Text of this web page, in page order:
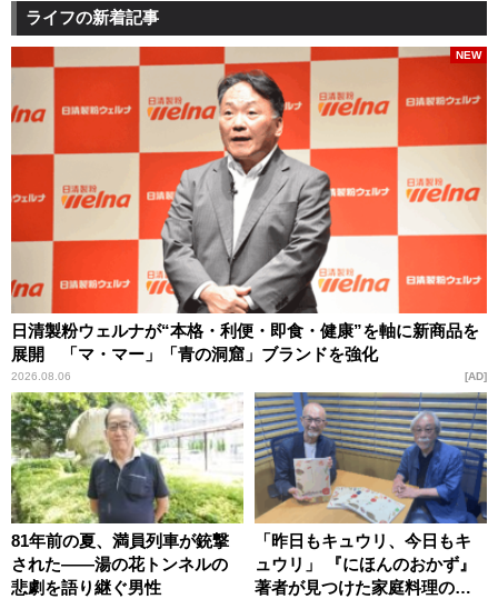
ライフの新着記事
日清製粉ウェルナが“本格・利便・即食・健康”を軸に新商品を
展開 「マ・マー」「青の洞窟」ブランドを強化
2026.08.06
NEW
AD
81年前の夏、満員列車が銃撃
された――湯の花トンネルの
悲劇を語り継ぐ男性
「昨日もキュウリ、今日もキ
ュウリ」 『にほんのおかず』
著者が見つけた家庭料理の知